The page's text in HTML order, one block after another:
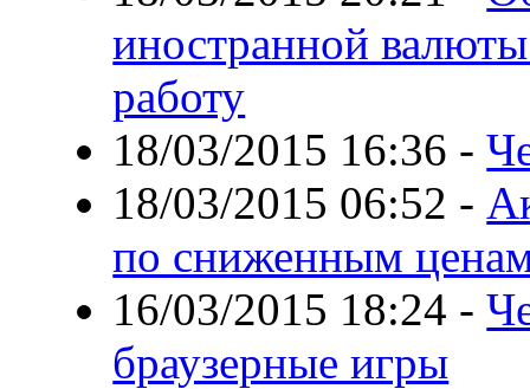
иностранной
работу
18/03/2015 16:36 -
18/03/2015 06:52 -
по сниженным
16/03/2015 18:24 -
браузерные игры